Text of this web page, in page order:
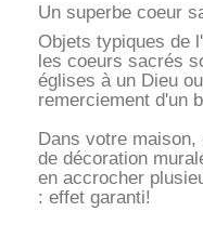
Un superbe coeur
Objets typiques de
les coeurs sacrés
églises à un Dieu
remerciement d'un
Dans votre
de décoration
en accrocher
: effet garanti!